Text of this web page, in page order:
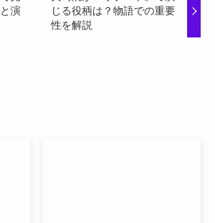
演
じる役柄は？物語での重要
性を解説